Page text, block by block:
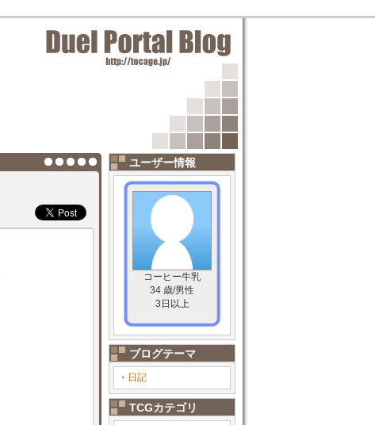
ユーザー情報
コーヒー牛乳
34 歳/男性
3日以上
ブログテーマ
・ 日記
TCGカテゴリ